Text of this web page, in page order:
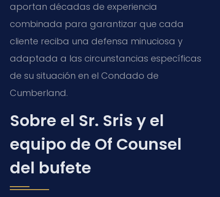
aportan décadas de experiencia
combinada para garantizar que cada
cliente reciba una defensa minuciosa y
adaptada a las circunstancias específicas
de su situación en el Condado de
Cumberland.
Sobre el Sr. Sris y el
equipo de Of Counsel
del bufete